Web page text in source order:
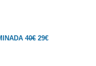
40€ 29€